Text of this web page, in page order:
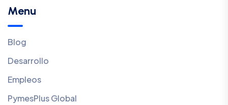
Menu
Blog
Desarrollo
Empleos
PymesPlus Global